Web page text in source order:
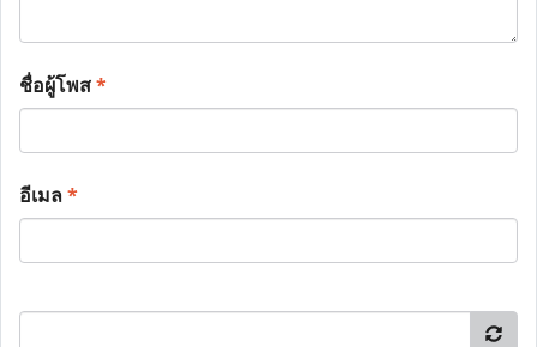
ชื่อผู้โพส*
อีเมล*